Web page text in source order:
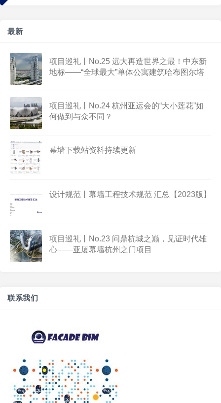
最新
项目巡礼丨No.25 远大再造世界之最！中东新
地标——“全球最大”单体公寓建筑哈布图尔塔
项目巡礼丨No.24 杭州亚运会的“大小莲花”如
何做到与众不同？
幕墙下载站资料持续更新
设计规范丨幕墙工程技术规范 汇总【2023版】
项目巡礼丨No.23 问鼎杭城之巅，见证时代雄
心——亚厦幕墙杭州之门项目
联系我们